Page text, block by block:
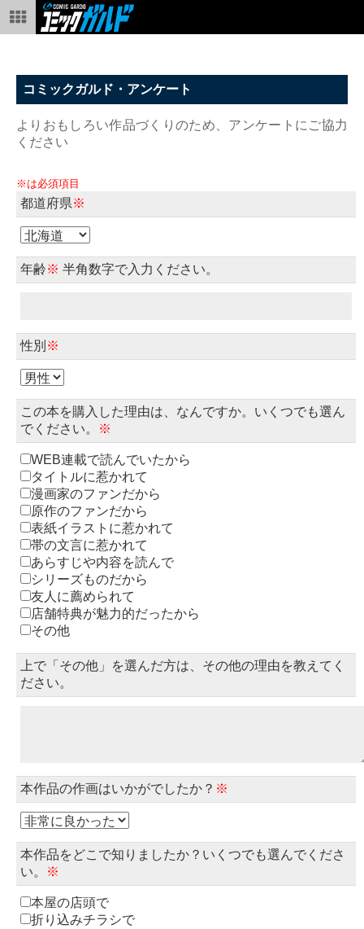
コミックガルド・アンケート
よりおもしろい作品づくりのため、アンケートにご協力
ください
※は必須項目
都道府県※
年齢※ 半角数字で入力ください。
性別 ※
この本を購入した理由は、なんですか。いくつでも選ん
でください。
※
WEB連載で読んでいたから
タイトルに惹かれて
漫画家のファンだから
原作のファンだから
表紙イラストに惹かれて
帯の文言に惹かれて
あらすじや内容を読んで
シリーズものだから
友人に薦められて
店舗特典が魅力的だったから
その他
上で「その他」を選んだ方は、その他の理由を教えてく
ださい。
本作品の作画はいかがでしたか？ ※
本作品をどこで知りましたか？いくつでも選んでくださ
い。
※
本屋の店頭で
折り込みチラシで